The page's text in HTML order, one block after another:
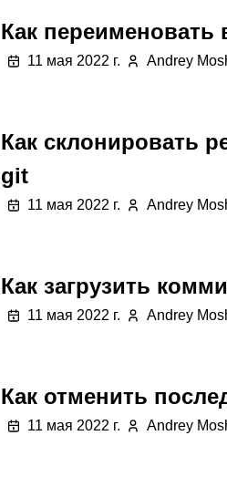
Как переименовать
11 мая 2022 г. Andrey
Как склонировать
git
11 мая 2022 г. Andrey
Как загрузить
11 мая 2022 г. Andrey
Как отменить
11 мая 2022 г. Andrey